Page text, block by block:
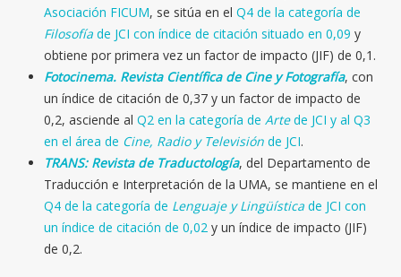
Asociación FICUM, se sitúa en el Q4 de la categoría de
Filosofía de JCI con índice de citación situado en 0,09 y
obtiene por primera vez un factor de impacto (JIF) de 0,1.
Fotocinema. Revista Científica de Cine y Fotografía, con
un índice de citación de 0,37 y un factor de impacto de
0,2, asciende al Q2 en la categoría de Artede JCI y al Q3
en el área de Cine, Radio y Televisión de JCI.
TRANS: Revista de Traductología, del Departamento de
Traducción e Interpretación de la UMA, se mantiene en el
Q4 de la categoría de Lenguaje y Lingüística de JCI con
un índice de citación de 0,02 y un índice de impacto (JIF)
de 0,2.